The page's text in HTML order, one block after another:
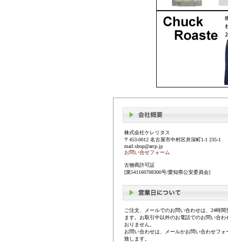
株式会社ケレリタス
〒453-0012 名古屋市中村区井深町1-1 235-1
mail:shop@arcp.jp
お問い合せフォーム
古物商許可証
[第541160708300号/愛知県公安委員会]
ご注文、メールでのお問い合わせは、24時間
ます。お取引中以外のお電話でのお問い合わ
おりません。
お問い合わせは、メールかお問い合わせフォ
致します。